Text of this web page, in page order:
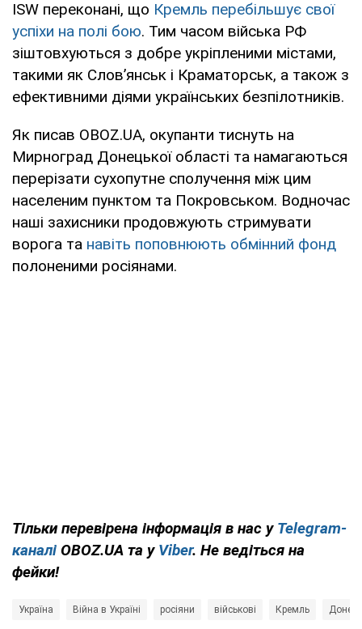
ISW переконані, що Кремль перебільшує свої
успіхи на полі бою. Тим часом війська РФ
зіштовхуються з добре укріпленими містами,
такими як Слов’янськ і Краматорськ, а також з
ефективними діями українських безпілотників.
Як писав OBOZ.UA, окупанти тиснуть на
Мирноград Донецької області та намагаються
перерізати сухопутне сполучення між цим
населеним пунктом та Покровськом. Водночас
наші захисники продовжують стримувати
ворога та навіть поповнюють обмінний фонд
полоненими росіянами.
Тільки перевірена інформація в нас у Telegram-
каналі OBOZ.UA та у Viber. Не ведіться на
фейки!
Україна Війна в Україні росіяни військові Кремль